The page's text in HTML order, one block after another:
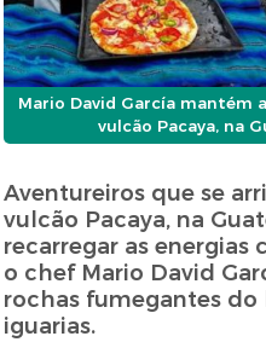
Mario David García
vulcão Pacaya, na
Aventureiros que se
vulcão Pacaya, na
recarregar as energias
o chef Mario David
rochas fumegantes do
iguarias.